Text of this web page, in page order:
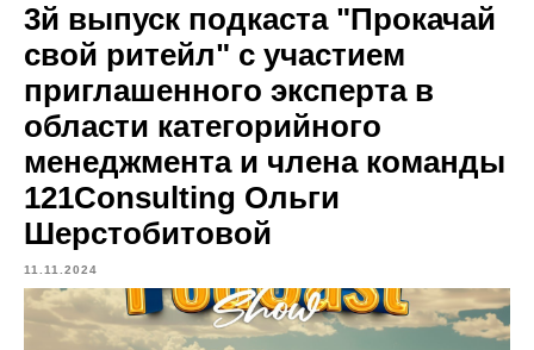
3й выпуск подкаста "Прокачай
свой ритейл" с участием
приглашенного эксперта в
области категорийного
менеджмента и члена команды
121Consulting Ольги
Шерстобитовой
11.11.2024